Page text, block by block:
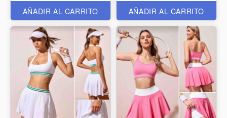
AÑADIR AL CARRITO AÑADIR AL CARRITO